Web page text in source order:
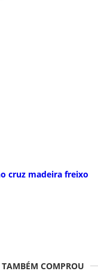
cruz madeira freixo
COMPROU